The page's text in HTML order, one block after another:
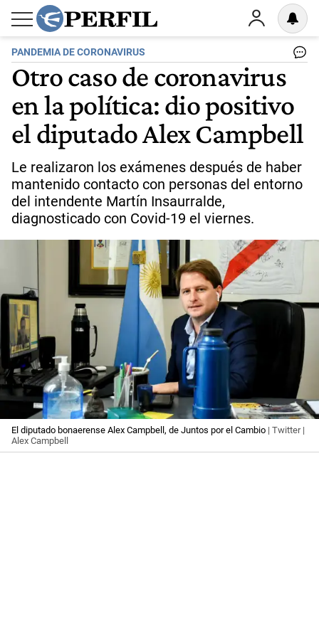
PANDEMIA DE CORONAVIRUS
Otro caso de coronavirus
en la política: dio positivo
el diputado Alex Campbell
Le realizaron los exámenes después de haber
mantenido contacto con personas del entorno
del intendente Martín Insaurralde,
diagnosticado con Covid-19 el viernes.
El diputado bonaerense Alex Campbell, de Juntos por el Cambio | Twitter |
Alex Campbell